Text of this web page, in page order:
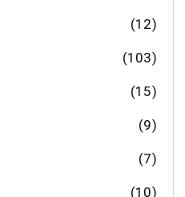
(12)
(103)
(15)
(9)
(7)
(10)